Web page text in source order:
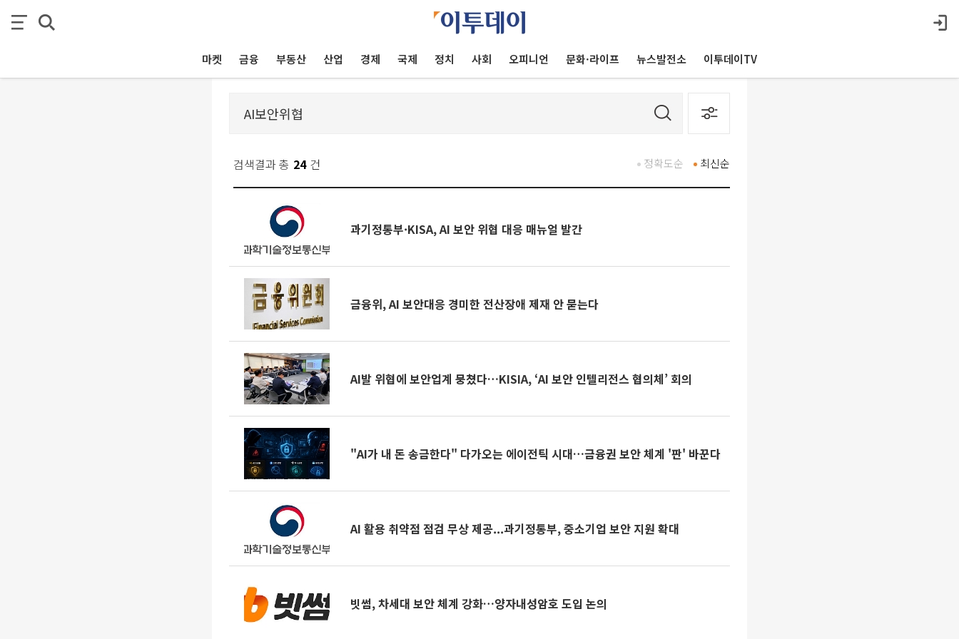
마켓 금융 부동산 산업 경제 국제 정치 사회 오피니언 문화·라이프 뉴스발전소 이투데이TV
검색결과 총 24 건 최신순
정확도순
과기정통부·KISA, AI 보안 위협 대응 매뉴얼 발간
금융위, AI 보안대응 경미한 전산장애 제재 안 묻는다
AI발 위협에 보안업계 뭉쳤다…KISIA, ‘AI 보안 인텔리전스 협의체’ 회의
"AI가 내 돈 송금한다" 다가오는 에이전틱 시대…금융권 보안 체계 '판' 바꾼다
AI 활용 취약점 점검 무상 제공...과기정통부, 중소기업 보안 지원 확대
빗썸, 차세대 보안 체계 강화…양자내성암호 도입 논의